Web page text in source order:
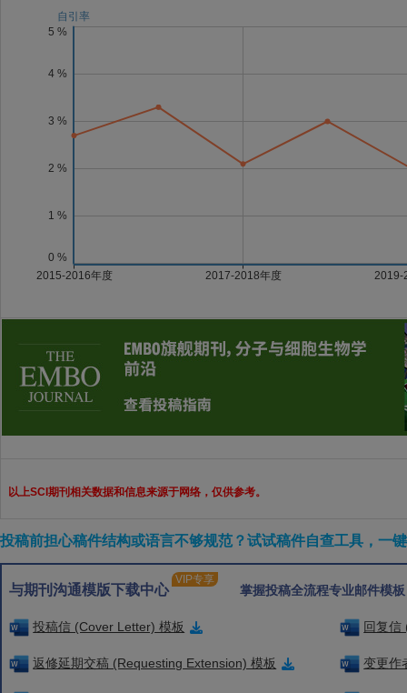
以上SCI期刊相关数据和信息来源于网络，仅供参考。
投稿前担心稿件结构或语言不够规范？试试稿件自查工具，一
与期刊沟通模版下载中心
VIP专享
掌握投稿全流程专业邮件模
投稿信 (Cover Letter) 模板 回复信
返修延期交稿 (Requesting Extension) 模板 变更作